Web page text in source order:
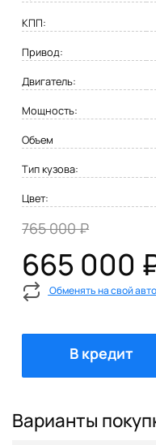
КПП:
Привод:
Двигатель:
Мощность:
Объем
Тип кузова:
Цвет:
765 000 ₽
665 000
Обменять на свой авто
В кредит
Варианты